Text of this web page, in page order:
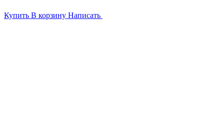
Купить В корзину Написать